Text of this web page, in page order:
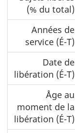
(% du total)
Années de
service (É-T)
Date de
libération (É-T)
Åge au
moment de la
libération (É-T)